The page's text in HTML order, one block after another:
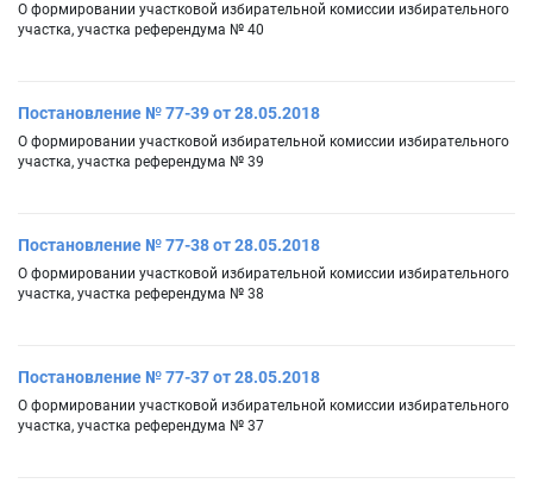
О формировании участковой избирательной комиссии избирательного
участка, участка референдума № 40
Постановление № 77-39 от 28.05.2018
О формировании участковой избирательной комиссии избирательного
участка, участка референдума № 39
Постановление № 77-38 от 28.05.2018
О формировании участковой избирательной комиссии избирательного
участка, участка референдума № 38
Постановление № 77-37 от 28.05.2018
О формировании участковой избирательной комиссии избирательного
участка, участка референдума № 37